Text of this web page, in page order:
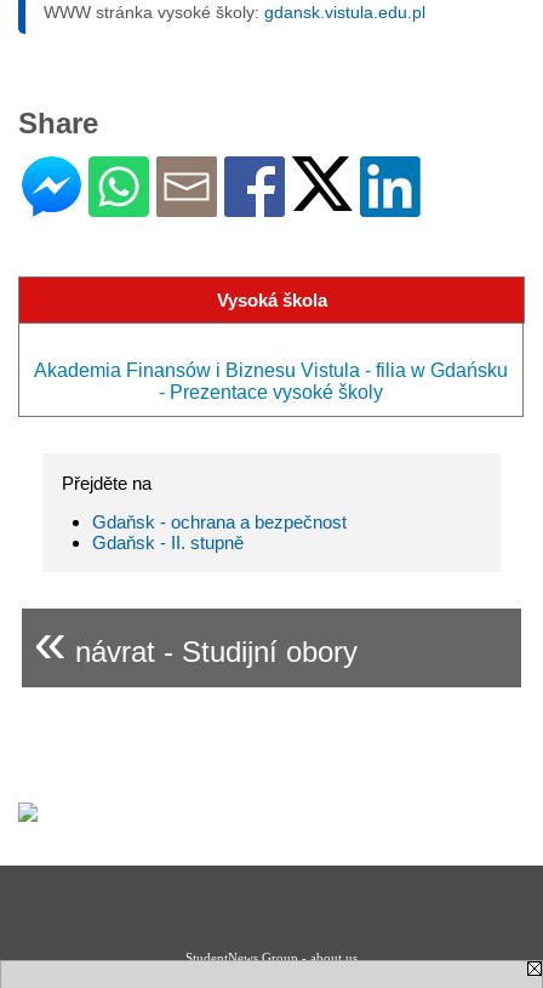
WWW stránka vysoké školy: gdansk.vistula.edu.pl
Share
Vysoká škola
Akademia Finansów i Biznesu Vistula - filia w Gdańsku
- Prezentace vysoké školy
Přejděte na
Gdaňsk - ochrana a bezpečnost
Gdaňsk - II. stupně
« návrat - Studijní obory
StudentNews Group - about us